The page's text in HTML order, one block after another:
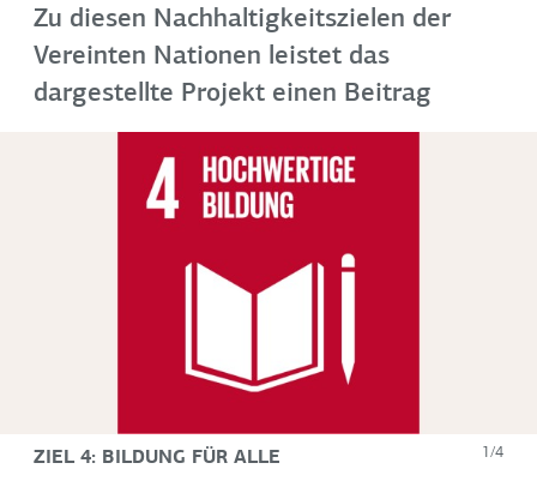
Zu diesen Nachhaltigkeitszielen der
Vereinten Nationen leistet das
dargestellte Projekt einen Beitrag
ZIEL 4: BILDUNG FÜR ALLE 1/4